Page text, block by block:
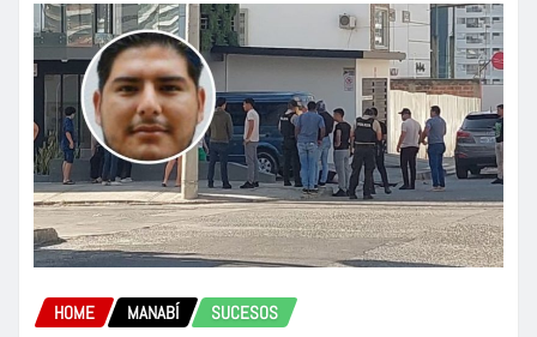
HOME MANABÍ SUCESOS